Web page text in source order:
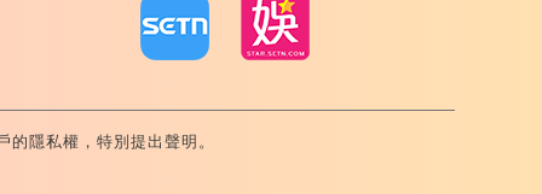
隱私權，特別提出聲明。